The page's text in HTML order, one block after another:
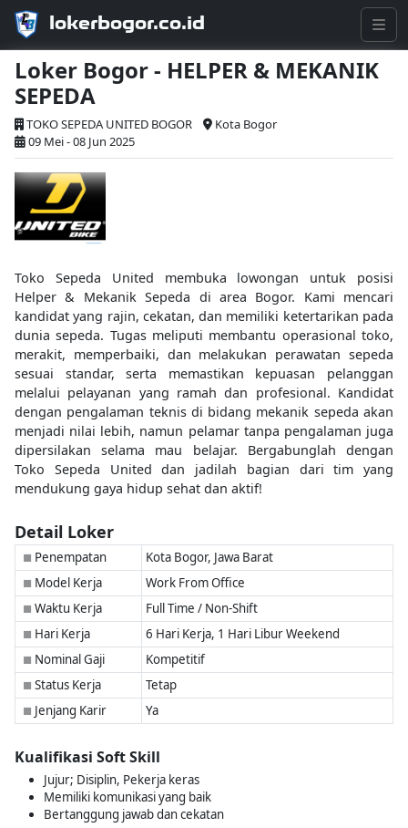
lokerbogor.co.id
Loker Bogor - HELPER & MEKANIK
SEPEDA
TOKO SEPEDA UNITED BOGOR
Kota Bogor
09 Mei - 08 Jun 2025
Toko Sepeda United membuka lowongan untuk posisi
Helper & Mekanik Sepeda di area Bogor. Kami mencari
kandidat yang rajin, cekatan, dan memiliki ketertarikan pada
dunia sepeda. Tugas meliputi membantu operasional toko,
merakit, memperbaiki, dan melakukan perawatan sepeda
sesuai standar, serta memastikan kepuasan pelanggan
melalui pelayanan yang ramah dan profesional. Kandidat
dengan pengalaman teknis di bidang mekanik sepeda akan
menjadi nilai lebih, namun pelamar tanpa pengalaman juga
dipersilakan selama mau belajar. Bergabunglah dengan
Toko Sepeda United dan jadilah bagian dari tim yang
mendukung gaya hidup sehat dan aktif!
Detail Loker
■ Penempatan Kota Bogor, Jawa Barat
■ Model Kerja Work From Office
■ Waktu Kerja Full Time / Non-Shift
■ Hari Kerja 6 Hari Kerja, 1 Hari Libur Weekend
■ Nominal Gaji Kompetitif
■ Status Kerja Tetap
■ Jenjang Karir Ya
Kualifikasi Soft Skill
Jujur; Disiplin, Pekerja keras
Memiliki komunikasi yang baik
Bertanggung jawab dan cekatan